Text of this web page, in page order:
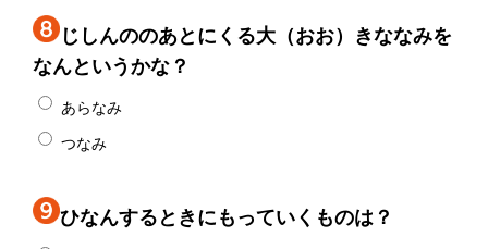
じしんののあとにくる大（おお）きななみを
なんというかな？
あらなみ
つなみ
ひなんするときにもっていくものは？